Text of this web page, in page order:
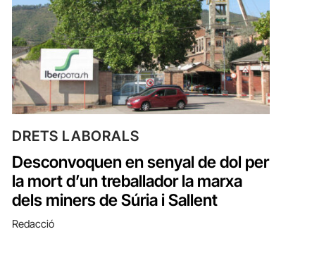
DRETS LABORALS
Desconvoquen en senyal de dol per
la mort d’un treballador la marxa
dels miners de Súria i Sallent
Redacció